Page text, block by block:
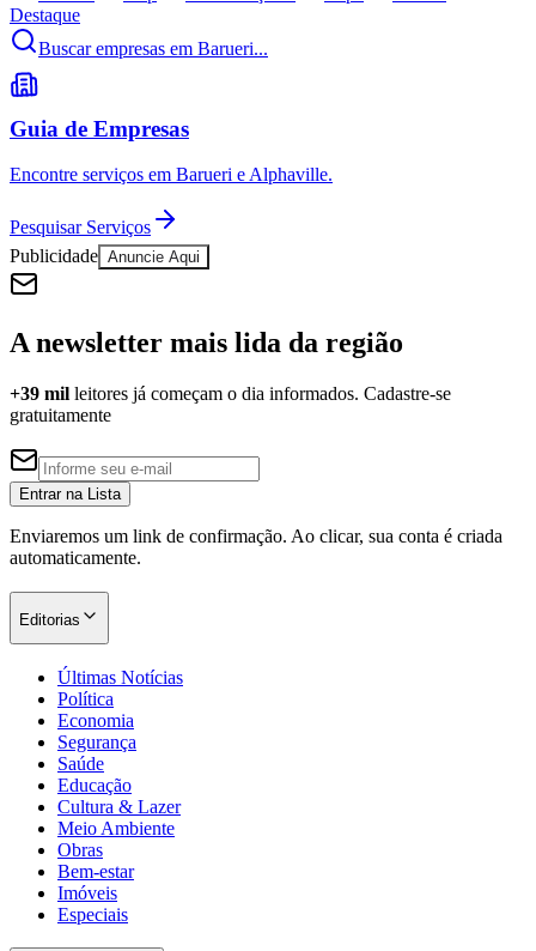
Palmeiras
Destaque
Buscar empresas em Barueri...
Guia de Empresas
Encontre serviços em Barueri e Alphaville.
Pesquisar Serviços
Publicidade Anuncie Aqui
A newsletter mais lida da região
+39 mil leitores já começam o dia informados. Cadastre-se
gratuitamente
Entrar na Lista
Enviaremos um link de confirmação. Ao clicar, sua conta é criada
automaticamente.
Editorias
Últimas Notícias
Política
Economia
Segurança
Saúde
Educação
Cultura & Lazer
Meio Ambiente
Obras
Bem-estar
Imóveis
Especiais